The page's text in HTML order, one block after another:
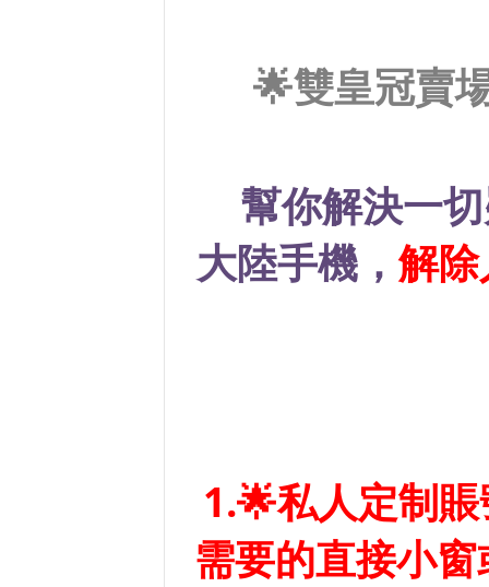
🌟雙皇冠賣
幫你解決一
大陸手機， 解
1.🌟私人定制
需要的直接小